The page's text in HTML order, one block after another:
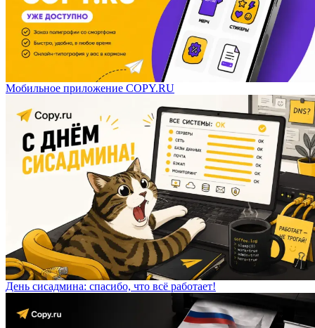
Мобильное приложение COPY.RU
День сисадмина: спасибо, что всё работает!